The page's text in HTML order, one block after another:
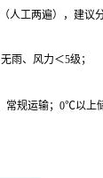
人工两遍），建议
雨、风力＜5级；
常规运输；0℃以上